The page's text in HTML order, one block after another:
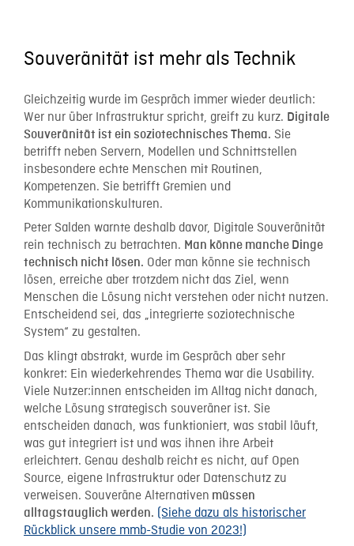
Souveränität ist mehr als Technik
Gleichzeitig wurde im Gespräch immer wieder deutlich:
Wer nur über Infrastruktur spricht, greift zu kurz. Digitale
Souveränität ist ein soziotechnisches Thema. Sie
betrifft neben Servern, Modellen und Schnittstellen
insbesondere echte Menschen mit Routinen,
Kompetenzen. Sie betrifft Gremien und
Kommunikationskulturen.
Peter Salden warnte deshalb davor, Digitale Souveränität
rein technisch zu betrachten. Man könne manche Dinge
technisch nicht lösen. Oder man könne sie technisch
lösen, erreiche aber trotzdem nicht das Ziel, wenn
Menschen die Lösung nicht verstehen oder nicht nutzen.
Entscheidend sei, das „integrierte soziotechnische
System“ zu gestalten.
Das klingt abstrakt, wurde im Gespräch aber sehr
konkret: Ein wiederkehrendes Thema war die Usability.
Viele Nutzer:innen entscheiden im Alltag nicht danach,
welche Lösung strategisch souveräner ist. Sie
entscheiden danach, was funktioniert, was stabil läuft,
was gut integriert ist und was ihnen ihre Arbeit
erleichtert. Genau deshalb reicht es nicht, auf Open
Source, eigene Infrastruktur oder Datenschutz zu
verweisen. Souveräne Alternativen müssen
alltagstauglich werden. (Siehe dazu als historischer
Rückblick unsere mmb-Studie von 2023!)